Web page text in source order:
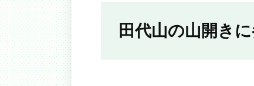
田代山の山開き